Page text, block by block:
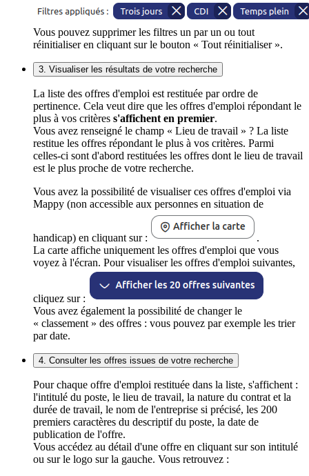
Vous pouvez supprimer les filtres un par un ou tout
réinitialiser en cliquant sur le bouton « Tout réinitialiser ».
3. Visualiser les résultats de votre recherche
La liste des offres d'emploi est restituée par ordre de
pertinence. Cela veut dire que les offres d'emploi répondant le
plus à vos critères s'affichent en premier.
Vous avez renseigné le champ « Lieu de travail » ? La liste
restitue les offres répondant le plus à vos critères. Parmi
celles-ci sont d'abord restituées les offres dont le lieu de travail
est le plus proche de votre recherche.
Vous avez la possibilité de visualiser ces offres d'emploi via
Mappy (non accessible aux personnes en situation de
handicap) en cliquant sur :
.
La carte affiche uniquement les offres d'emploi que vous
voyez à l'écran. Pour visualiser les offres d'emploi suivantes,
cliquez sur :
Vous avez également la possibilité de changer le
« classement » des offres : vous pouvez par exemple les trier
par date.
4. Consulter les offres issues de votre recherche
Pour chaque offre d'emploi restituée dans la liste, s'affichent :
l'intitulé du poste, le lieu de travail, la nature du contrat et la
durée de travail, le nom de l'entreprise si précisé, les 200
premiers caractères du descriptif du poste, la date de
publication de l'offre.
Vous accédez au détail d'une offre en cliquant sur son intitulé
ou sur le logo sur la gauche. Vous retrouvez :